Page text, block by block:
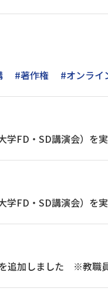
#著作権 #オンライ
学FD・SD講演会）を
学FD・SD講演会）を
追加しました ※教職